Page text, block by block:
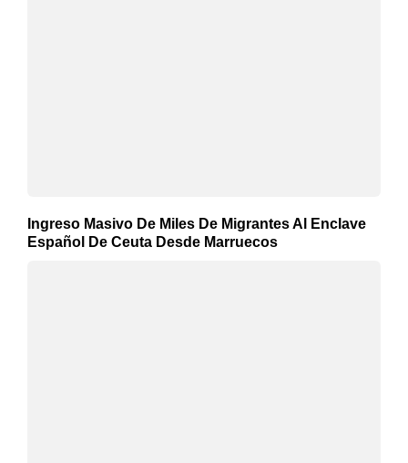
Ingreso Masivo De Miles De Migrantes Al Enclave
Español De Ceuta Desde Marruecos